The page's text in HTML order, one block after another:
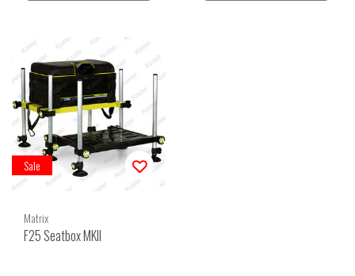
Sale
Matrix
F25 Seatbox MKII